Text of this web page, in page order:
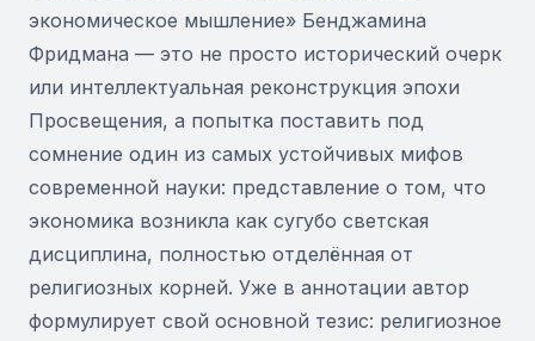
экономическое мышление» Бенджамина
Фридмана — это не просто исторический очерк
или интеллектуальная реконструкция эпохи
Просвещения, а попытка поставить под
сомнение один из самых устойчивых мифов
современной науки: представление о том, что
экономика возникла как сугубо светская
дисциплина, полностью отделённая от
религиозных корней. Уже в аннотации автор
формулирует свой основной тезис: религиозное